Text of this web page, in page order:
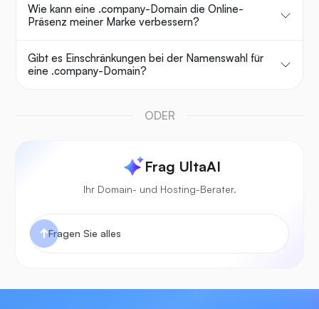
Wie kann eine .company-Domain die Online-
Präsenz meiner Marke verbessern?
Gibt es Einschränkungen bei der Namenswahl für
eine .company-Domain?
ODER
Frag UltaAI
Ihr Domain- und Hosting-Berater.